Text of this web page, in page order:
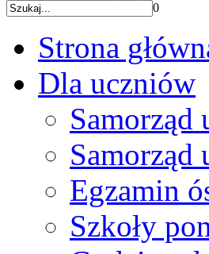
0
Strona
Dla uczniów
Egzamin
Szkoły